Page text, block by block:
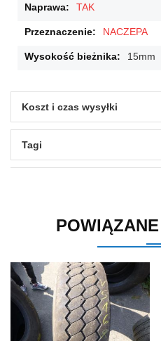
TAK
NACZEPA
15mm
Koszt i czas wysyłki
Tagi